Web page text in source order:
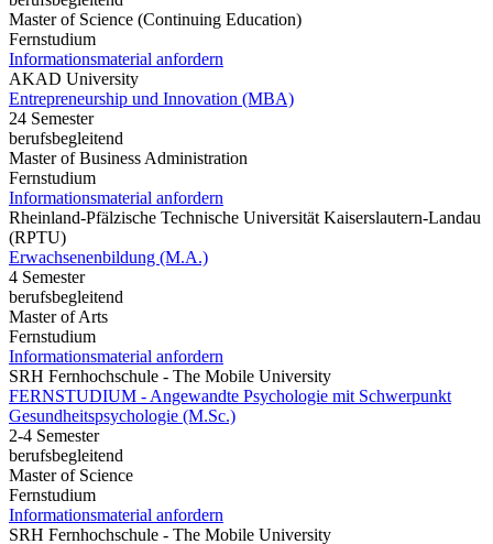
Master of Science (Continuing Education)
Fernstudium
Informationsmaterial anfordern
AKAD University
Entrepreneurship und Innovation (MBA)
24 Semester
berufsbegleitend
Master of Business Administration
Fernstudium
Informationsmaterial anfordern
Rheinland-Pfälzische Technische Universität Kaiserslautern-Landau
(RPTU)
Erwachsenenbildung (M.A.)
4 Semester
berufsbegleitend
Master of Arts
Fernstudium
Informationsmaterial anfordern
SRH Fernhochschule - The Mobile University
FERNSTUDIUM - Angewandte Psychologie mit Schwerpunkt
Gesundheits­psychologie (M.Sc.)
2-4 Semester
berufsbegleitend
Master of Science
Fernstudium
Informationsmaterial anfordern
SRH Fernhochschule - The Mobile University